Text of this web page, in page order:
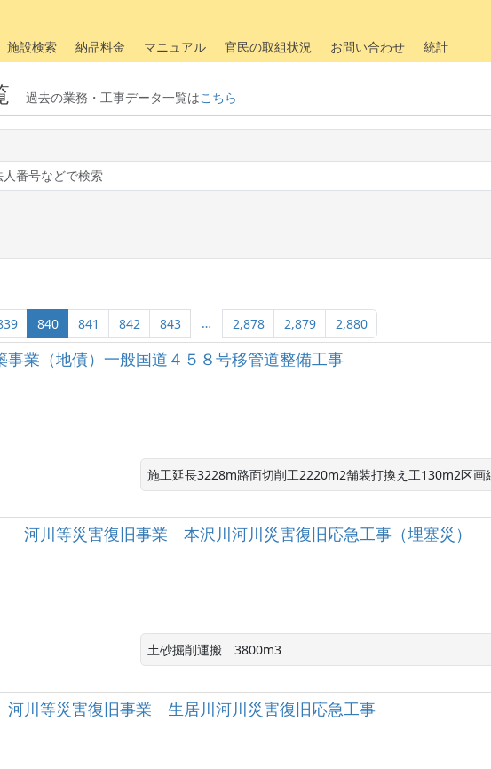
施設検索 納品料金 マニュアル 官民の取組状況 お問い合わせ 統計
過去の業務・工事データ一覧はこちら
840 841 842 843 … 2,878 2,879 2,880
業（地債）一般国道４５８号移管道整備工事
施工延長3228m路面切削工2220m2舗装打換え工130m2区画
河川等災害復旧事業 本沢川河川災害復旧応急工事（埋塞災）
土砂掘削運搬　3800m3
河川等災害復旧事業 生居川河川災害復旧応急工事